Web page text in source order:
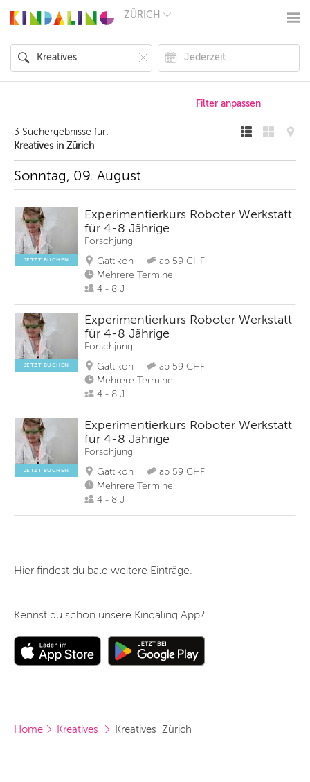
ZÜRICH
BERLIN
MÜNCHEN
HAMBURG
KÖLN
HANNOVER
DRESDEN
NÜRNBERG
WIEN
ANDERE
REGIONEN
3 Suchergebnisse für:
Kreatives in Zürich
Sonntag, 09. August
JETZT BUCHEN
Experimentierkurs Roboter Werkstatt
für 4-8 Jährige
Forschjung
Gattikon
ab 59 CHF
Mehrere Termine
4 - 8 J
JETZT BUCHEN
Experimentierkurs Roboter Werkstatt
für 4-8 Jährige
Forschjung
Gattikon
ab 59 CHF
Mehrere Termine
4 - 8 J
JETZT BUCHEN
Experimentierkurs Roboter Werkstatt
für 4-8 Jährige
Forschjung
Gattikon
ab 59 CHF
Mehrere Termine
4 - 8 J
Hier findest du bald weitere Einträge.
Kennst du schon unsere Kindaling App?
Home Kreatives Kreatives  Zürich